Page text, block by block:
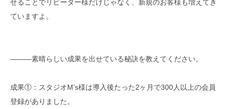
せることでリピーター様だけじゃなく、新規のお客様も増えてき
ていますよ。
―――素晴らしい成果を出せている秘訣を教えてください。
成果①：スタジオM’s様は導入後たった2ヶ月で300人以上の会員
登録がありました。